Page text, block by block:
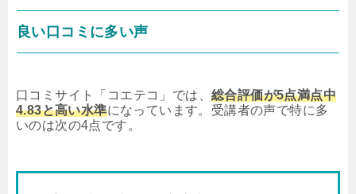
良い口コミに多い声
口コミサイト「コエテコ」では、 総合評価が5点満点中
4.83と高い水準になっています。受講者の声で特に多
いのは次の4点です。